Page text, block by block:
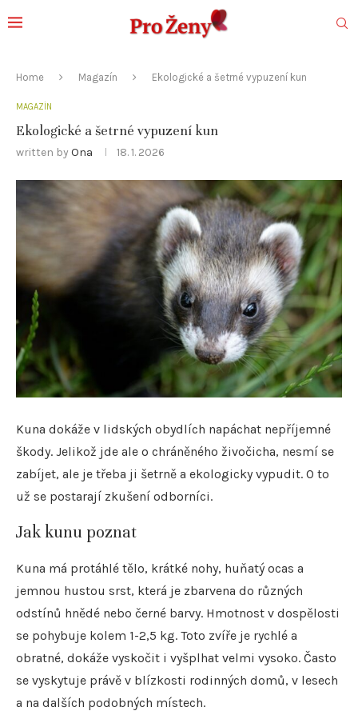
Home Magazín Ekologické a šetrné vypuzení kun
MAGAZÍN
Ekologické a šetrné vypuzení kun
written by Ona 18. 1. 2026
Kuna dokáže v lidských obydlích napáchat nepříjemné
škody. Jelikož jde ale o chráněného živočicha, nesmí se
zabíjet, ale je třeba ji šetrně a ekologicky vypudit. O to
už se postarají zkušení odborníci.
Jak kunu poznat
Kuna má protáhlé tělo, krátké nohy, huňatý ocas a
jemnou hustou srst, která je zbarvena do různých
odstínů hnědé nebo černé barvy. Hmotnost v dospělosti
se pohybuje kolem 1-2,5 kg. Toto zvíře je rychlé a
obratné, dokáže vyskočit i vyšplhat velmi vysoko. Často
se vyskytuje právě v blízkosti rodinných domů, v lesech
a na dalších podobných místech.